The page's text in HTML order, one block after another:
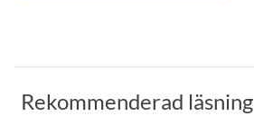
Rekommenderad läsning